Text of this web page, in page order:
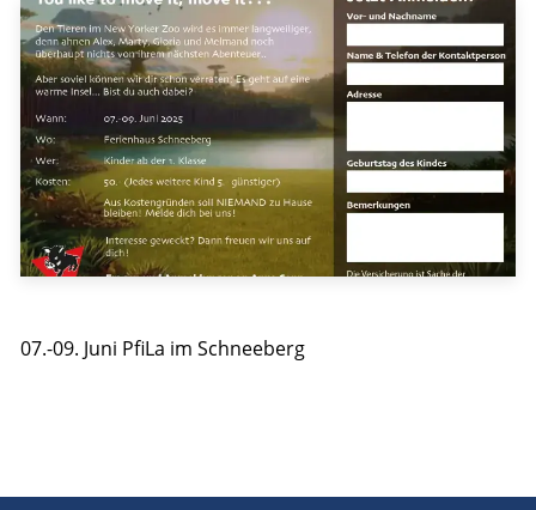
07.-09. Juni PfiLa im Schneeberg